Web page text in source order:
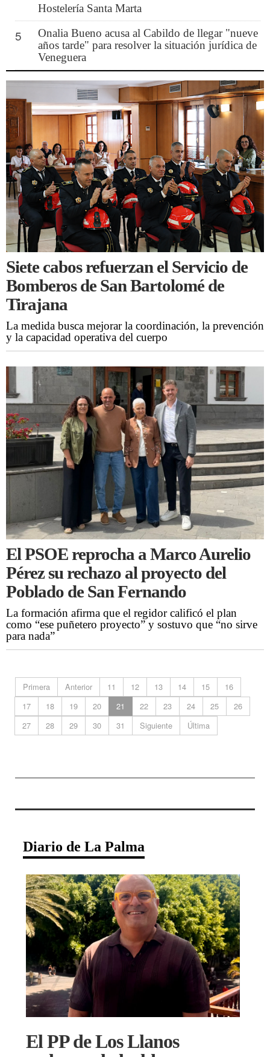
Hostelería Santa Marta
5
Onalia Bueno acusa al Cabildo de llegar "nueve
años tarde" para resolver la situación jurídica de
Veneguera
Siete cabos refuerzan el Servicio de
Bomberos de San Bartolomé de
Tirajana
La medida busca mejorar la coordinación, la prevención
y la capacidad operativa del cuerpo
El PSOE reprocha a Marco Aurelio
Pérez su rechazo al proyecto del
Poblado de San Fernando
La formación afirma que el regidor calificó el plan
como “ese puñetero proyecto” y sostuvo que “no sirve
para nada”
Primera Anterior 11 12 13 14 15
16
17
18 19 20 21 22 23 24 25
26
27
28 29 30 31 Siguiente Última
Diario de La Palma
El PP de Los Llanos